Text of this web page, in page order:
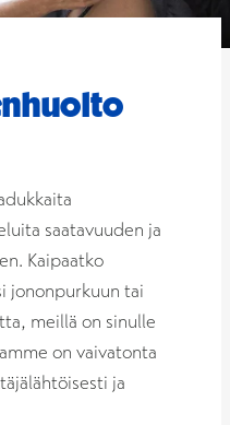
saatavuuden ja
Kaipaatko
jononpurkuun tai
meillä on sinulle
on vaivatonta
ja